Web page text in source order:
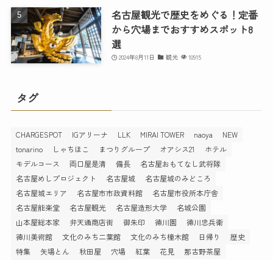
名古屋観光で歴史をめぐる！定番
から穴場までおすすめスポット8
選
2024年8月11日 観光 10915
タグ
CHARGESPOT IGアリーナ LLK MIRAI TOWER naoya
NEW
tonarino
しゃちほこ まつりグループ オアシス21
ホテル
モデルコース
両口屋是清 備長
名古屋おもてなし武将隊
名古屋めしプロジェクト
名古屋城
名古屋城のみどころ
名古屋城エリア
名古屋市市政資料館
名古屋市役所本庁舎
名古屋能楽堂
名古屋観光 名古屋造形大学
名城公園
山本屋総本家
弁天通商店街 御朱印 徳川園
徳川忠兵衛
徳川美術館
文化のみち二葉館 文化のみち橦木館 日帰り
歴史
特集
矢場とん 秋田屋 穴場 紅葉 花見
那古野茶屋